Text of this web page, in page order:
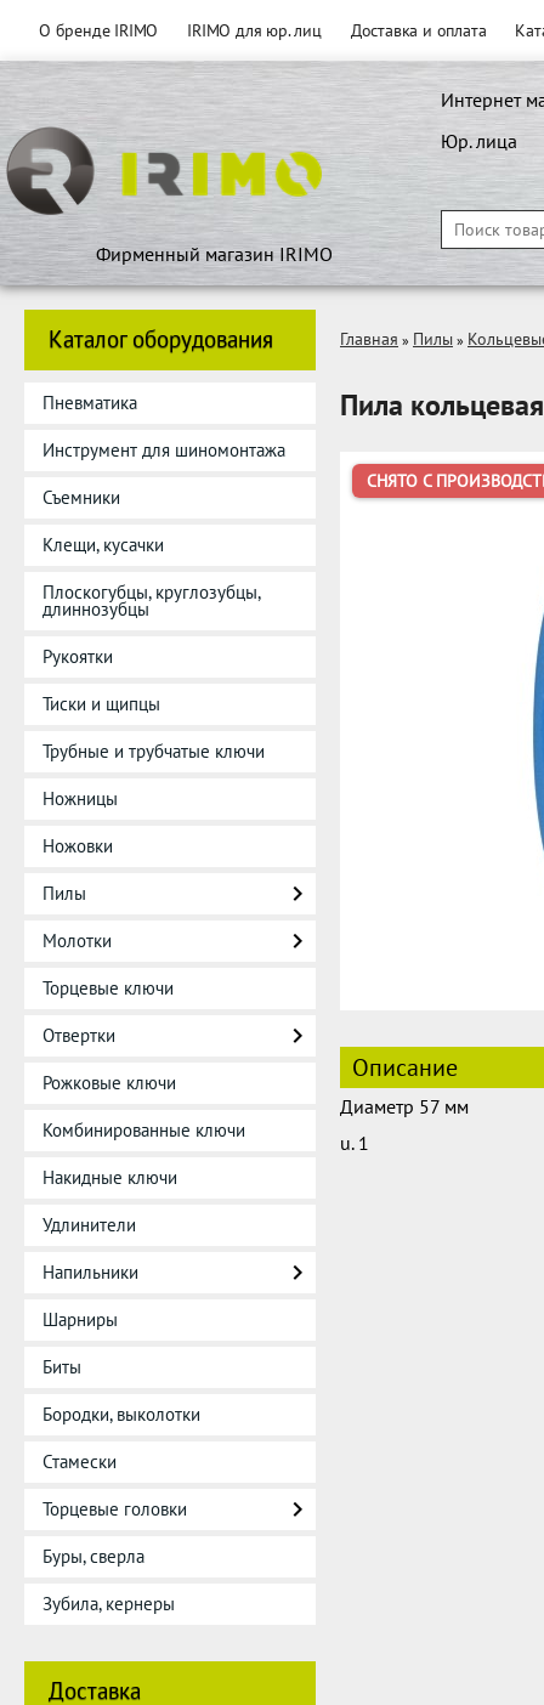
О бренде IRIMO IRIMO для юр. лиц Доставка и оплата
Фирменный магазин IRIMO
Интернет
Юр. лица
Каталог оборудования
Пневматика
Инструмент для шиномонтажа
Съемники
Клещи, кусачки
Плоскогубцы, круглозубцы,
длиннозубцы
Рукоятки
Тиски и щипцы
Трубные и трубчатые ключи
Ножницы
Ножовки
Пилы
Молотки
Торцевые ключи
Отвертки
Рожковые ключи
Комбинированные ключи
Накидные ключи
Удлинители
Напильники
Шарниры
Биты
Бородки, выколотки
Стамески
Торцевые головки
Буры, сверла
Зубила, кернеры
Доставка
Главная » Пилы »
Пила
СНЯТО С
Описание
Диаметр 57 мм
u. 1